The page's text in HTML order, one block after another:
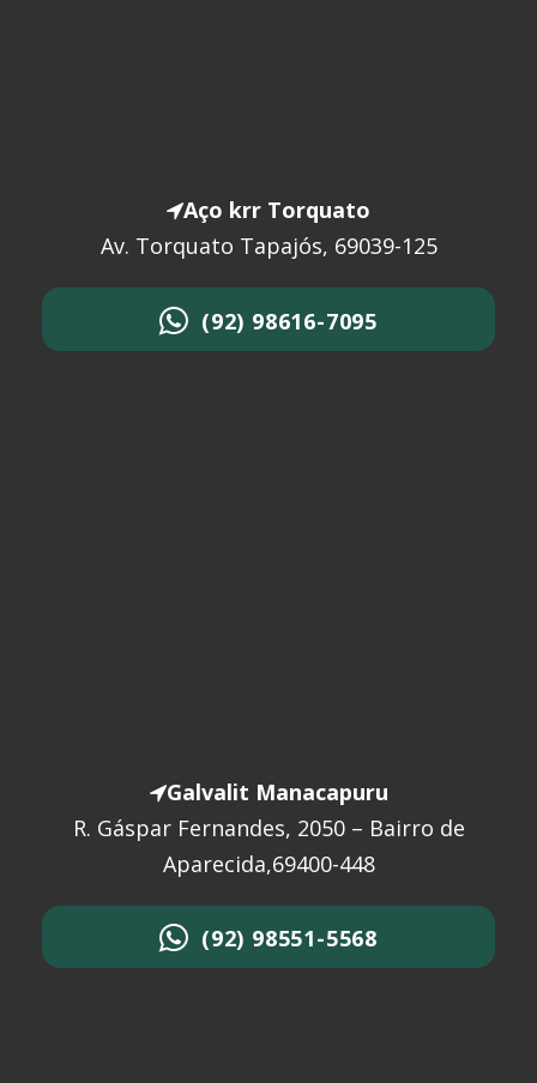
Aço krr Torquato
Av. Torquato Tapajós, 69039-125
(92) 98616-7095
Galvalit Manacapuru
R. Gáspar Fernandes, 2050 – Bairro de
Aparecida,69400-448
(92) 98551-5568